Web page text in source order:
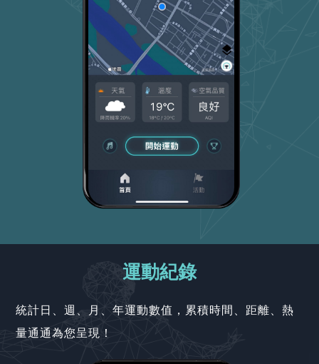
運動紀錄
統計日、週、月、年運動數值，累積時間、距離、熱
量通通為您呈現！